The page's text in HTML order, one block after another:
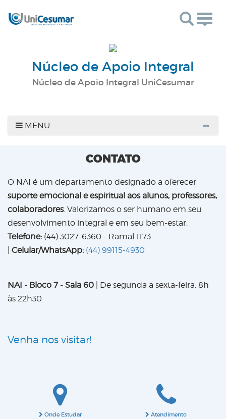
Núcleo de Apoio Integral
Núcleo de Apoio Integral UniCesumar
MENU
CONTATO
O NAI é um departamento designado a oferecer
suporte emocional e espiritual aos alunos, professores,
colaboradores. Valorizamos o ser humano em seu
desenvolvimento integral e em seu bem-estar.
Telefone: (44) 3027-6360 - Ramal 1173
Celular/WhatsApp: (44) 99115-4930
NAI - Bloco 7 - Sala 60 | De segunda a sexta-feira: 8h
às 22h30
Venha nos visitar!
Onde Estudar Atendimento